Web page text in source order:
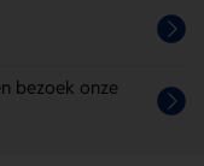
bezoek onze